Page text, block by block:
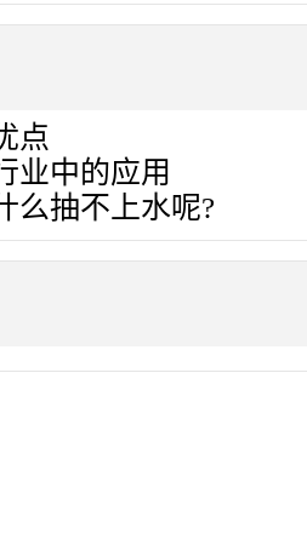
点
业中的应用
么抽不上水呢?